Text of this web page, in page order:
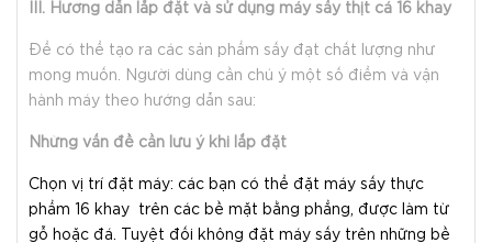
III. Hướng dẫn lắp đặt và sử dụng máy sấy thịt cá 16 khay
Để có thể tạo ra các sản phẩm sấy đạt chất lượng như
mong muốn. Người dùng cần chú ý một số điểm và vận
hành máy theo hướng dẫn sau:
Những vấn đề cần lưu ý khi lắp đặt
Chọn vị trí đặt máy: các bạn có thể đặt máy sấy thực
phẩm 16 khay trên các bề mặt bằng phẳng, được làm từ
gỗ hoặc đá. Tuyệt đối không đặt máy sấy trên những bề